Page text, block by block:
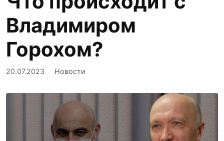
Владимиром
Горохом?
20.07.2023 Новости